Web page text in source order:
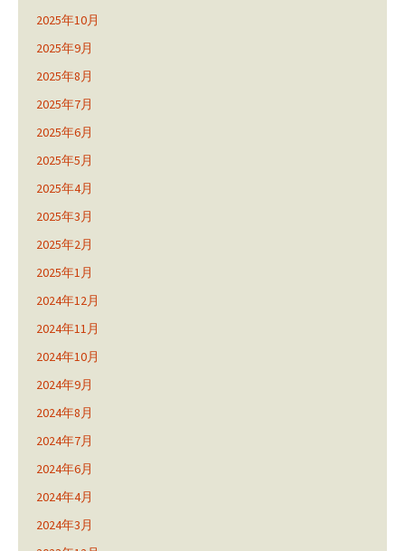
2025年10月
2025年9月
2025年8月
2025年7月
2025年6月
2025年5月
2025年4月
2025年3月
2025年2月
2025年1月
2024年12月
2024年11月
2024年10月
2024年9月
2024年8月
2024年7月
2024年6月
2024年4月
2024年3月